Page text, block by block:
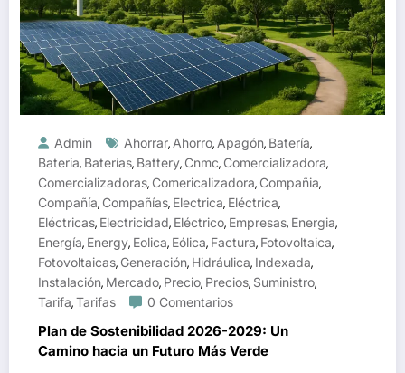
Admin Ahorrar, Ahorro, Apagón, Batería,
Bateria, Baterías, Battery, Cnmc, Comercializadora,
Comercializadoras, Comericalizadora, Compañia,
Compañía, Compañías, Electrica, Eléctrica,
Eléctricas, Electricidad, Eléctrico, Empresas, Energia,
Energía, Energy, Eolica, Eólica, Factura, Fotovoltaica,
Fotovoltaicas, Generación, Hidráulica, Indexada,
Instalación, Mercado, Precio, Precios, Suministro,
Tarifa,Tarifas 0 Comentarios
Plan de Sostenibilidad 2026-2029: Un
Camino hacia un Futuro Más Verde